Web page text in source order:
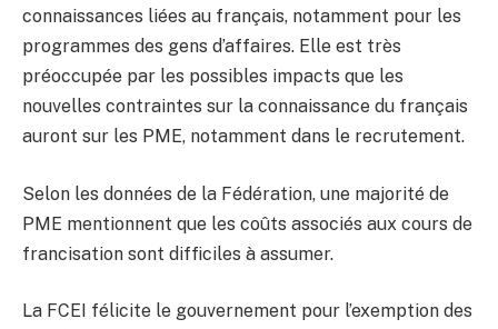
connaissances liées au français, notamment pour les
programmes des gens d’affaires. Elle est très
préoccupée par les possibles impacts que les
nouvelles contraintes sur la connaissance du français
auront sur les PME, notamment dans le recrutement.
Selon les données de la Fédération, une majorité de
PME mentionnent que les coûts associés aux cours de
francisation sont difficiles à assumer.
La FCEI félicite le gouvernement pour l’exemption des